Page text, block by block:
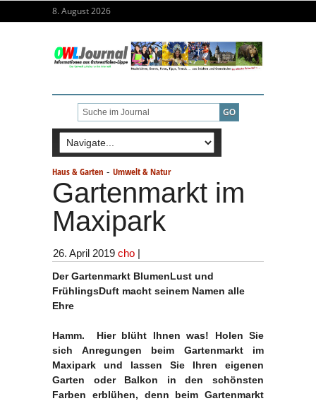
8. August 2026
Haus & Garten - Umwelt & Natur
Gartenmarkt im
Maxipark
26. April 2019 cho |
Der Gartenmarkt BlumenLust und
FrühlingsDuft macht seinem Namen alle
Ehre
Hamm. Hier blüht Ihnen was! Holen Sie
sich Anregungen beim Gartenmarkt im
Maxipark und lassen Sie Ihren eigenen
Garten oder Balkon in den schönsten
Farben erblühen, denn beim Gartenmarkt